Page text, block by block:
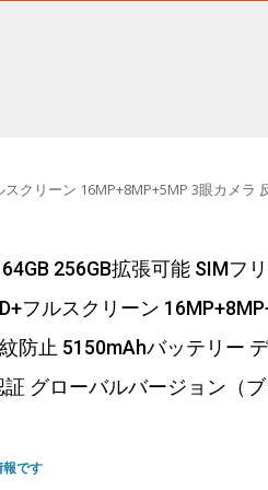
クリーン 16MP+8MP+5MP 3眼カメラ
256GB拡張可能 SIMフ
フルスクリーン
防止 5150mAhバッテリー
グローバルバージョン（ブ
です